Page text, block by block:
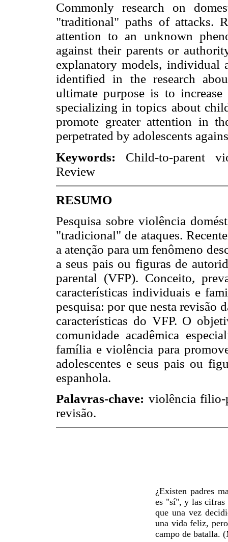
Commonly research on
"traditional" paths of attacks.
attention to an unknown
against their parents or
explanatory models, individual
identified in the research
ultimate purpose is to
specializing in topics about
promote greater attention in
perpetrated by adolescents
Keywords: Child-to-parent
Review
RESUMO
Pesquisa sobre violência
"tradicional" de ataques.
a atenção para um fenômeno
a seus pais ou figuras de
parental (VFP). Conceito,
características individuais e
pesquisa: por que nesta revisão
características do VFP. O
comunidade acadêmica
família e violência para
adolescentes e seus pais ou
espanhola.
Palavras-chave: violência filio-
revisão.
¿Existen padres
es "sí", y las cifras
que una vez
una vida feliz,
campo de batalla.